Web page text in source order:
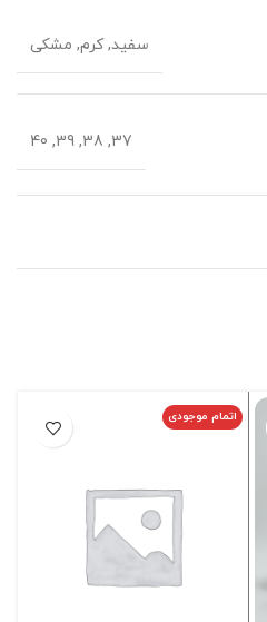
سفید, کرم, مشکی
37, 38, 39, 40
اتمام موجودی